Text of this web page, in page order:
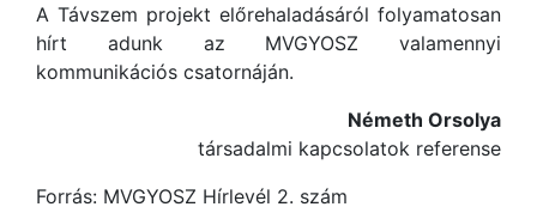
A Távszem projekt előrehaladásáról folyamatosan
hírt adunk az MVGYOSZ valamennyi
kommunikációs csatornáján.
Németh Orsolya
társadalmi kapcsolatok referense
Forrás: MVGYOSZ Hírlevél 2. szám